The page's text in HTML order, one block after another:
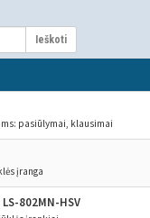
Ieškoti
pasiūlymai, klausimai
įranga
802MN-HSV